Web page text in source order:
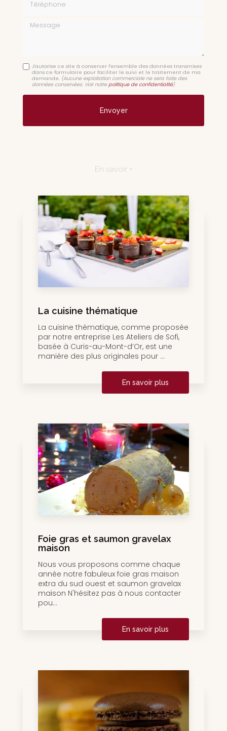
Message
J'autorise ce site à conserver l'ensemble des données transmises
dans ce formulaire pour faciliter le suivi et le traitement de ma
demande. (Aucune exploitation commerciale ne sera faite des
données conservées. Voir notre politique de confidentialité)
En savoir +
La cuisine thématique
La cuisine thématique, comme proposée
par notre entreprise Les Ateliers de Sofi,
basée à Curis-au-Mont-d’Or, est une
manière des plus originales pour ...
En savoir plus
Foie gras et saumon gravelax
maison
Nous vous proposons comme chaque
année notre fabuleux foie gras maison
extra du sud ouest et saumon gravelax
maison N'hésitez pas à nous contacter
pou...
En savoir plus